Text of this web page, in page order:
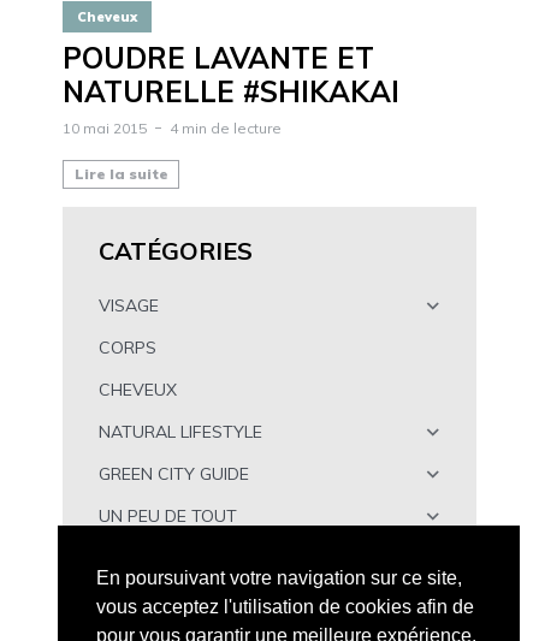
Cheveux
POUDRE LAVANTE ET
NATURELLE #SHIKAKAI
10 mai 2015 4 min de lecture
Lire la suite
CATÉGORIES
VISAGE
CORPS
CHEVEUX
NATURAL LIFESTYLE
GREEN CITY GUIDE
UN PEU DE TOUT
En poursuivant votre navigation sur ce site,
vous acceptez l'utilisation de cookies afin de
pour vous garantir une meilleure expérience.